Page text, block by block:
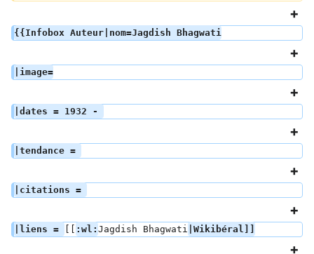
{{Infobox Auteur|nom=Jagdish Bhagwati
|image=
|dates = 1932 -
|tendance =
|citations =
|liens = :wl: Jagdish Bhagwati |Wikibéral]]